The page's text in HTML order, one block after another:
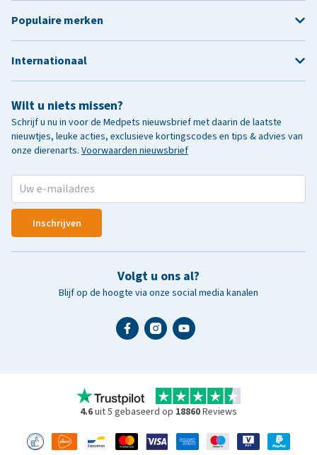
Wilt u niets missen?
Schrijf u nu in voor de Medpets nieuwsbrief met daarin de laatste
nieuwtjes, leuke acties, exclusieve kortingscodes en tips & advies van
onze dierenarts. Voorwaarden nieuwsbrief
Inschrijven
Volgt u ons al?
Blijf op de hoogte via onze social media kanalen
Populaire merken
Internationaal
4.6uit 5 gebaseerd op 18860Reviews